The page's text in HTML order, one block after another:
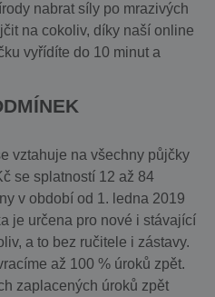
nabrat síly po mrazivých
na cokoliv, díky naší online
vyřídíte do 10 minut a
vztahuje na všechny půjčky
se splatností 12 až 84
v období od 1. ledna 2019
je určena pro nové i stávající
a to bez ručitele i zástavy.
až 100 % úroků zpět.
zaplacených úroků zpět